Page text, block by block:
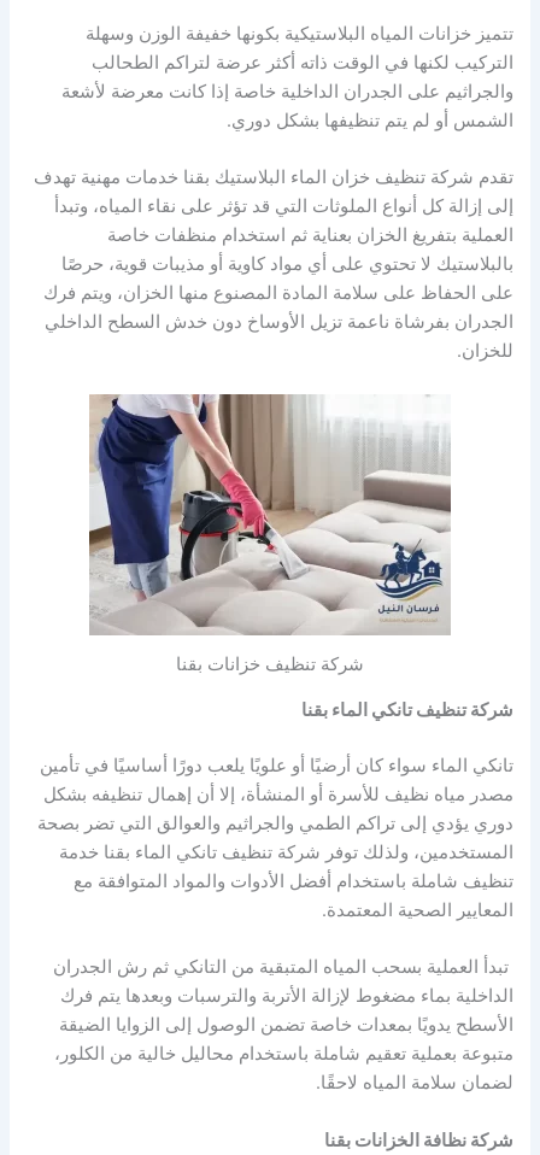
تتميز خزانات المياه البلاستيكية بكونها خفيفة الوزن وسهلة
التركيب لكنها في الوقت ذاته أكثر عرضة لتراكم الطحالب
والجراثيم على الجدران الداخلية خاصة إذا كانت معرضة لأشعة
الشمس أو لم يتم تنظيفها بشكل دوري.
تقدم شركة تنظيف خزان الماء البلاستيك بقنا خدمات مهنية تهدف
إلى إزالة كل أنواع الملوثات التي قد تؤثر على نقاء المياه، وتبدأ
العملية بتفريغ الخزان بعناية ثم استخدام منظفات خاصة
بالبلاستيك لا تحتوي على أي مواد كاوية أو مذيبات قوية، حرصًا
على الحفاظ على سلامة المادة المصنوع منها الخزان، ويتم فرك
الجدران بفرشاة ناعمة تزيل الأوساخ دون خدش السطح الداخلي
للخزان.
شركة تنظيف خزانات بقنا
شركة تنظيف تانكي الماء بقنا
تانكي الماء سواء كان أرضيًا أو علويًا يلعب دورًا أساسيًا في تأمين
مصدر مياه نظيف للأسرة أو المنشأة، إلا أن إهمال تنظيفه بشكل
دوري يؤدي إلى تراكم الطمي والجراثيم والعوالق التي تضر بصحة
المستخدمين، ولذلك توفر شركة تنظيف تانكي الماء بقنا خدمة
تنظيف شاملة باستخدام أفضل الأدوات والمواد المتوافقة مع
المعايير الصحية المعتمدة.
تبدأ العملية بسحب المياه المتبقية من التانكي ثم رش الجدران
الداخلية بماء مضغوط لإزالة الأتربة والترسبات وبعدها يتم فرك
الأسطح يدويًا بمعدات خاصة تضمن الوصول إلى الزوايا الضيقة
متبوعة بعملية تعقيم شاملة باستخدام محاليل خالية من الكلور،
لضمان سلامة المياه لاحقًا.
شركة نظافة الخزانات بقنا